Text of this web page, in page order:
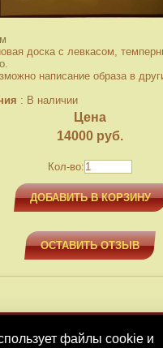
доска с левкасом,
написание образа в
: В наличии
Цена
14000 руб.
Кол-во:
ДОБАВИТЬ В КОРЗИНУ
ОСТАВИТЬ ОТЗЫВ
файлы cookie и